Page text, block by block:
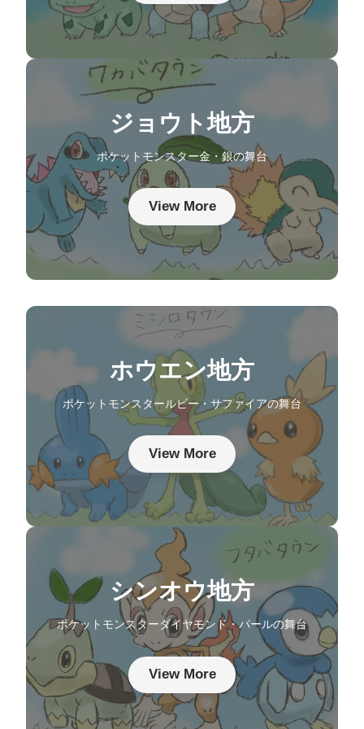
ジョウト地方
ポケットモンスター金・銀の舞台
View More
ホウエン地方
ポケットモンスタールビー・サファイアの舞台
View More
シンオウ地方
ポケットモンスターダイヤモンド・パールの舞台
View More